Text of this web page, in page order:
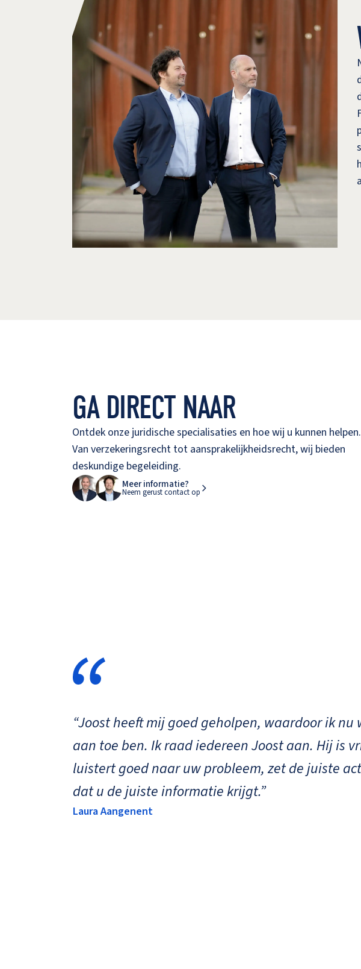
GA DIRECT NAAR
Ontdek onze juridische specialisaties en hoe wij u kunnen helpen.
Van verzekeringsrecht tot aansprakelijkheidsrecht, wij bieden
deskundige begeleiding.
Meer informatie?
Neem gerust contact op
“Joost heeft mij goed geholpen, waardoor ik nu
aan toe ben. Ik raad iedereen Joost aan. Hij is
luistert goed naar uw probleem, zet de juiste
dat u de juiste informatie krijgt.”
Laura Aangenent